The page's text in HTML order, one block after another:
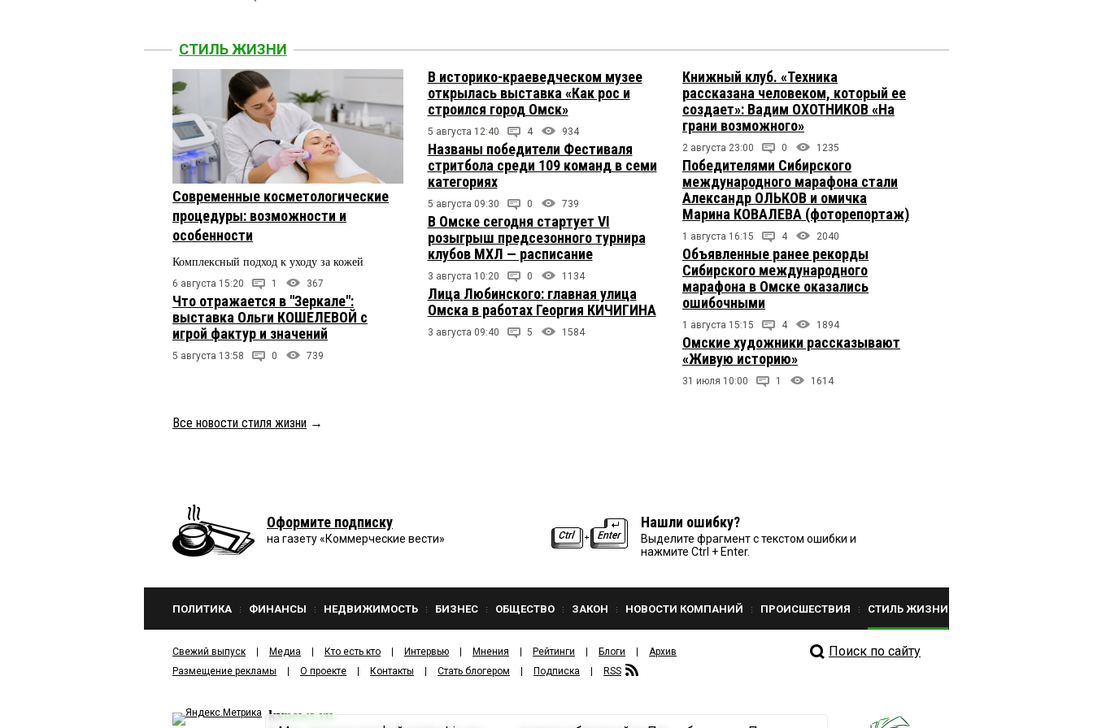
СТИЛЬ ЖИЗНИ
Современные косметологические
процедуры: возможности и
особенности
Комплексный подход к уходу за кожей
6 августа 15:20 1 367
Что отражается в "Зеркале":
выставка Ольги КОШЕЛЕВОЙ с
игрой фактур и значений
5 августа 13:58 0 739
В историко-краеведческом музее
открылась выставка «Как рос и
строился город Омск»
5 августа 12:40 4 934
Названы победители Фестиваля
стритбола среди 109 команд в семи
категориях
5 августа 09:30 0 739
В Омске сегодня стартует VI
розыгрыш предсезонного турнира
клубов МХЛ — расписание
3 августа 10:20 0 1134
Лица Любинского: главная улица
Омска в работах Георгия КИЧИГИНА
3 августа 09:40 5 1584
Книжный клуб. «Техника
рассказана человеком, который ее
создает»: Вадим ОХОТНИКОВ «На
грани возможного»
2 августа 23:00 0 1235
Победителями Сибирского
международного марафона стали
Александр ОЛЬКОВ и омичка
Марина КОВАЛЕВА (фоторепортаж)
1 августа 16:15 4 2040
Объявленные ранее рекорды
Сибирского международного
марафона в Омске оказались
ошибочными
1 августа 15:15 4 1894
Омские художники рассказывают
«Живую историю»
31 июля 10:00 1 1614
Все новости стиля жизни →
Оформите подписку
на газету «Коммерческие вести»
Нашли ошибку?
Выделите фрагмент с текстом ошибки и
нажмите Ctrl + Enter.
ПОЛИТИКА ФИНАНСЫ НЕДВИЖИМОСТЬ БИЗНЕС ОБЩЕСТВО ЗАКОН НОВОСТИ КОМПАНИЙ ПРОИСШЕСТВИЯ СТИЛЬ ЖИЗНИ
Свежий выпуск Медиа Кто есть кто Интервью Мнения Рейтинги Блоги
Архив
Размещение рекламы
О проекте Контакты Стать блогером Подписка RSS
Поиск по сайту
kvnews.ru